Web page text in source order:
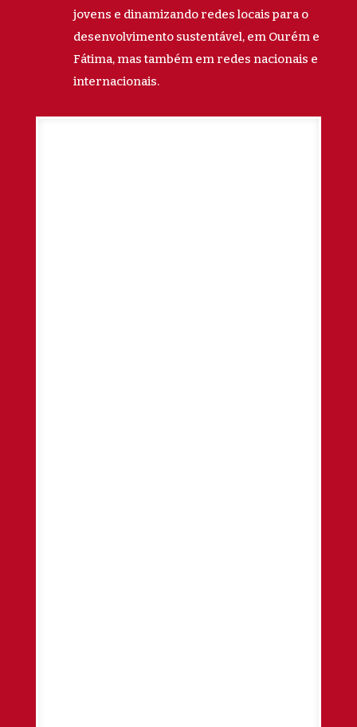
jovens e dinamizando redes locais para o
desenvolvimento sustentável, em Ourém e
Fátima, mas também em redes nacionais e
internacionais.